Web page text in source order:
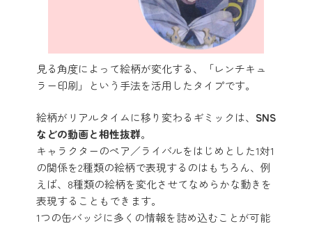
見る角度によって絵柄が変化する、「レンチキュ
ラー印刷」という手法を活用したタイプです。
絵柄がリアルタイムに移り変わるギミックは、 SNS
などの動画と相性抜群。
キャラクターのペア／ライバルをはじめとした1対1
の関係を2種類の絵柄で表現するのはもちろん、例
えば、8種類の絵柄を変化させてなめらかな動きを
表現することもできます。
1つの缶バッジに多くの情報を詰め込むことが可能